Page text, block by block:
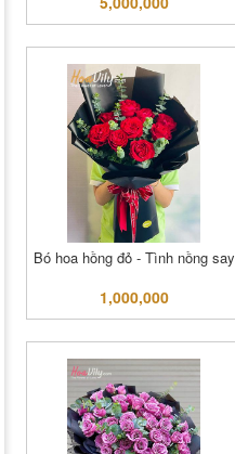
Bó hoa hồng đỏ - Tình nồng say
1,000,000